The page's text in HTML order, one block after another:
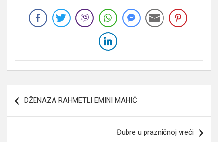
članaka
DŽENAZA RAHMETLI EMINI MAHIĆ
Đubre u prazničnoj vreći